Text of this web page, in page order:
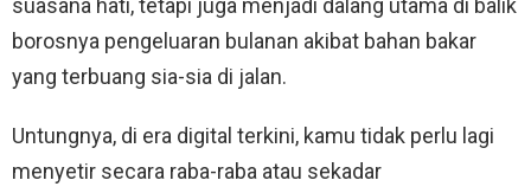
suasana hati, tetapi juga menjadi dalang utama di balik
borosnya pengeluaran bulanan akibat bahan bakar
yang terbuang sia-sia di jalan.
Untungnya, di era digital terkini, kamu tidak perlu lagi
menyetir secara raba-raba atau sekadar